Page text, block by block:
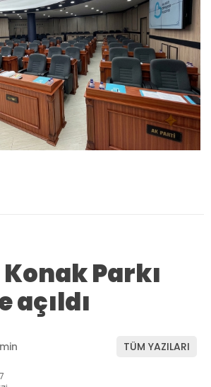
Parkı
açıldı
TÜM YAZILARI